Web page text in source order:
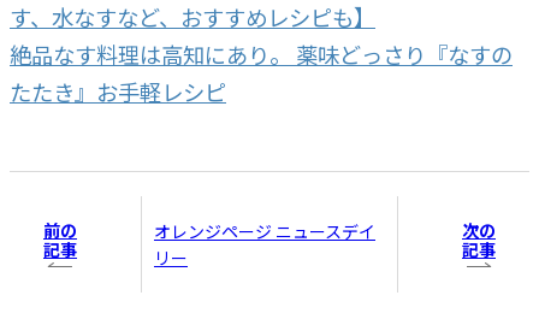
す、水なすなど、おすすめレシピも】
絶品なす料理は高知にあり。 薬味どっさり『なすの
たたき』お手軽レシピ
前の
記事
オレンジページ ニュースデイ
リー
次の
記事